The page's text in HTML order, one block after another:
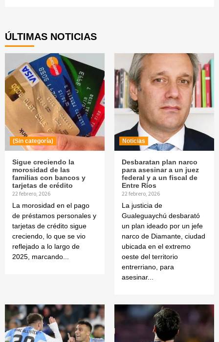
ÚLTIMAS NOTICIAS
(Sin categoría)
Sigue creciendo la
morosidad de las
familias con bancos y
tarjetas de crédito
22 febrero, 2026
La morosidad en el pago
de préstamos personales y
tarjetas de crédito sigue
creciendo, lo que se vio
reflejado a lo largo de
2025, marcando...
Noticias
Desbaratan plan narco
para asesinar a un juez
federal y a un fiscal de
Entre Ríos
22 febrero, 2026
La justicia de
Gualeguaychú desbarató
un plan ideado por un jefe
narco de Diamante, ciudad
ubicada en el extremo
oeste del territorio
entrerriano, para
asesinar...